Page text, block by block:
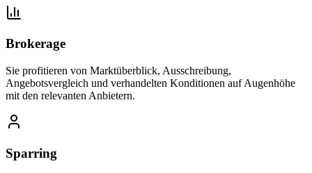
Brokerage
Sie profitieren von Marktüberblick, Ausschreibung,
Angebotsvergleich und verhandelten Konditionen auf Augenhöhe
mit den relevanten Anbietern.
Sparring